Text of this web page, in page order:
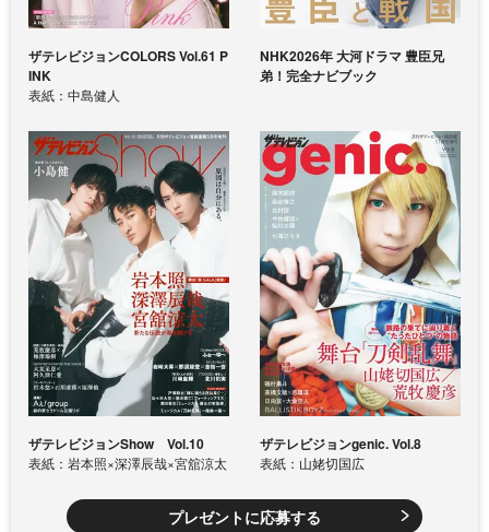
ザテレビジョンCOLORS Vol.61 P
INK
表紙：中島健人
NHK2026年 大河ドラマ 豊臣兄
弟！完全ナビブック
ザテレビジョンShow Vol.10
表紙：岩本照×深澤辰哉×宮舘涼太
ザテレビジョンgenic. Vol.8
表紙：山姥切国広
プレゼントに応募する